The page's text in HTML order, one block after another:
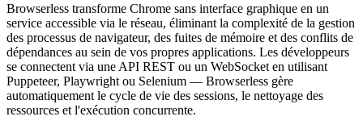
Browserless transforme Chrome sans interface graphique en un
service accessible via le réseau, éliminant la complexité de la gestion
des processus de navigateur, des fuites de mémoire et des conflits de
dépendances au sein de vos propres applications. Les développeurs
se connectent via une API REST ou un WebSocket en utilisant
Puppeteer, Playwright ou Selenium — Browserless gère
automatiquement le cycle de vie des sessions, le nettoyage des
ressources et l'exécution concurrente.